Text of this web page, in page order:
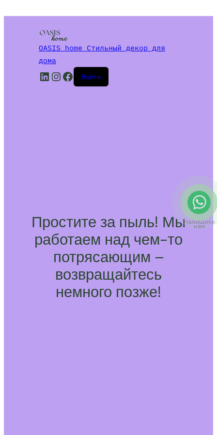
OASIS home Стильный декор для
дома
LinkedIn
Instagram
Facebook
Войти
Простите за пыль! Мы
работаем над чем-то
потрясающим –
возвращайтесь
немного позже!
Напишите
нам